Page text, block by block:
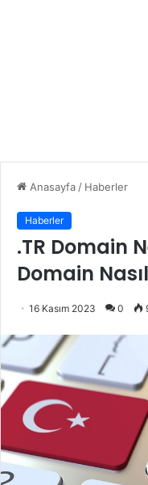
Anasayfa / Haberler
Haberler
.TR Domain
Domain
16 Kasım 2023 0